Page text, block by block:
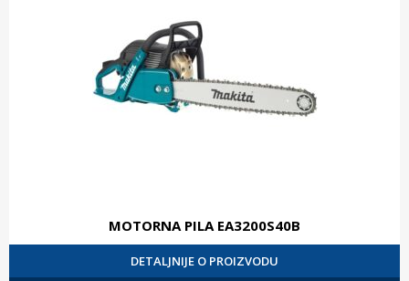
MOTORNA PILA EA3200S40B
DETALJNIJE O PROIZVODU